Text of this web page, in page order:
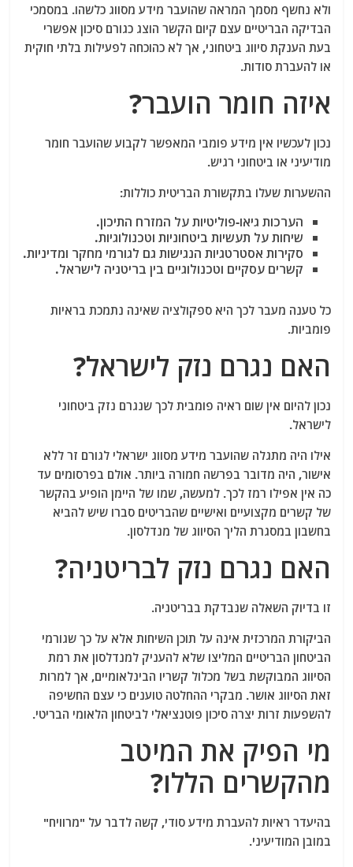
ולא נחשף מסמך המראה שהועבר מידע מסווג כלשהו. במסמכי
הבדיקה הבריטיים עצם קיום הקשר הוצג כגורם סיכון אפשרי
בעת הענקת סיווג ביטחוני, אך לא כהוכחה לפעילות בלתי חוקית
או להעברת סודות.
איזה חומר הועבר?
נכון לעכשיו אין מידע פומבי המאפשר לקבוע שהועבר חומר
מודיעיני או ביטחוני רגיש.
ההשערות שעלו בתקשורת הבריטית כוללות:
הערכות גיאו-פוליטיות על המזרח התיכון.
שיחות על תעשיות ביטחוניות וטכנולוגיות.
סקירות אסטרטגיות הנגישות גם לגורמי מחקר ומדיניות.
קשרים עסקיים וטכנולוגיים בין בריטניה לישראל.
כל טענה מעבר לכך היא ספקולציה שאינה נתמכת בראיות
פומביות.
האם נגרם נזק לישראל?
נכון להיום אין שום ראיה פומבית לכך שנגרם נזק ביטחוני
לישראל.
אילו היה מתגלה שהועבר מידע מסווג ישראלי לגורם זר ללא
אישור, היה מדובר בפרשה חמורה ביותר. אולם בפרסומים עד
כה אין אפילו רמז לכך. למעשה, שמו של היימן הופיע בהקשר
של קשרים מקצועיים ואישיים שהבריטים סברו שיש להביא
בחשבון במסגרת הליך הסיווג של מנדלסון.
האם נגרם נזק לבריטניה?
זו בדיוק השאלה שנבדקת בבריטניה.
הביקורת המרכזית אינה על תוכן השיחות אלא על כך שגורמי
הביטחון הבריטיים המליצו שלא להעניק למנדלסון את רמת
הסיווג המבוקשת בשל מכלול קשריו הבינלאומיים, אך למרות
זאת הסיווג אושר. מבקרי ההחלטה טוענים כי עצם החשיפה
להשפעות זרות יצרה סיכון פוטנציאלי לביטחון הלאומי הבריטי.
מי הפיק את המיטב
מהקשרים הללו?
בהיעדר ראיות להעברת מידע סודי, קשה לדבר על "מרוויח"
במובן המודיעיני.